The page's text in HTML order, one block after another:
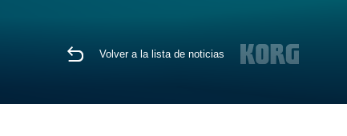
Volver a la lista de noticias